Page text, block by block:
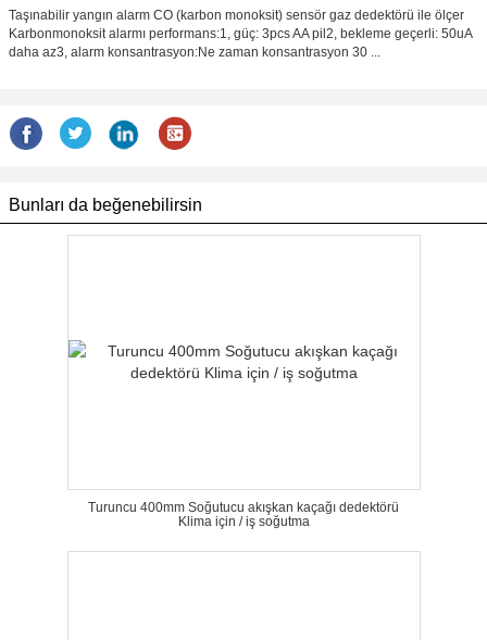
Taşınabilir yangın alarm CO (karbon monoksit) sensör gaz dedektörü ile ölçer
Karbonmonoksit alarmı performans:1, güç: 3pcs AA pil2, bekleme geçerli: 50uA
daha az3, alarm konsantrasyon:Ne zaman konsantrasyon 30 ...
Bunları da beğenebilirsin
Turuncu 400mm Soğutucu akışkan kaçağı dedektörü
Klima için / iş soğutma